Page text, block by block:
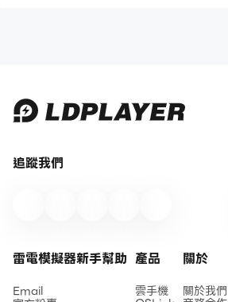
追蹤我們
雷電模擬器新手幫助
Email
產品
雲手機
關於
關於我們